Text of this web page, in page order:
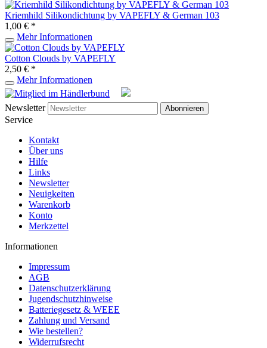
Kriemhild Silikondichtung by VAPEFLY & German 103
1,00 € *
Mehr Informationen
Cotton Clouds by VAPEFLY
2,50 € *
Mehr Informationen
Newsletter Abonnieren
Service
Kontakt
Über uns
Hilfe
Links
Newsletter
Neuigkeiten
Warenkorb
Konto
Merkzettel
Informationen
Impressum
AGB
Datenschutzerklärung
Jugendschutzhinweise
Batteriegesetz & WEEE
Zahlung und Versand
Wie bestellen?
Widerrufsrecht